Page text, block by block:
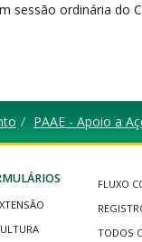
sessão ordinária do
PAAE - Apoio a
FLUXO
TODOS